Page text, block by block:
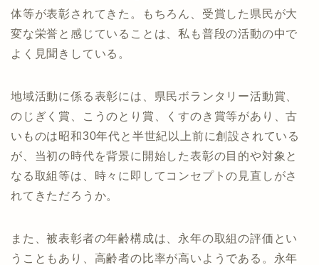
体等が表彰されてきた。もちろん、受賞した県民が大
変な栄誉と感じていることは、私も普段の活動の中で
よく見聞きしている。
地域活動に係る表彰には、県民ボランタリー活動賞、
のじぎく賞、こうのとり賞、くすのき賞等があり、古
いものは昭和30年代と半世紀以上前に創設されている
が、当初の時代を背景に開始した表彰の目的や対象と
なる取組等は、時々に即してコンセプトの見直しがさ
れてきただろうか。
また、被表彰者の年齢構成は、永年の取組の評価とい
うこともあり、高齢者の比率が高いようである。永年